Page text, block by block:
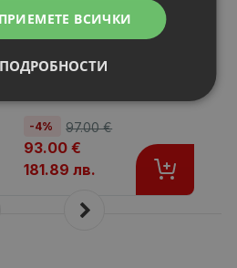
: Up to 2 000 pages
: Xerox C310/C315
Статус: Нов
-4% 97.00 €
93.00 €
181.89 лв.
ПРИЕМЕТЕ ВСИЧКИ